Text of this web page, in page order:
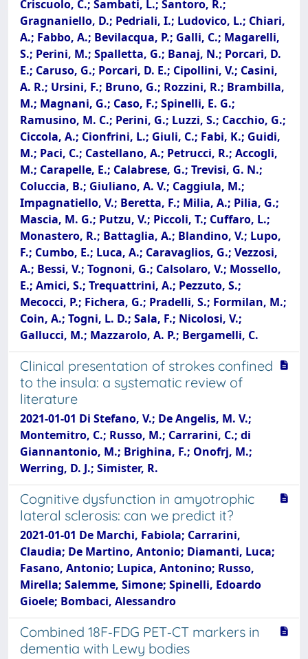
Criscuolo, C.; Sambati, L.; Santoro, R.;
Gragnaniello, D.; Pedriali, I.; Ludovico, L.; Chiari,
A.; Fabbo, A.; Bevilacqua, P.; Galli, C.; Magarelli,
S.; Perini, M.; Spalletta, G.; Banaj, N.; Porcari, D.
E.; Caruso, G.; Porcari, D. E.; Cipollini, V.; Casini,
A. R.; Ursini, F.; Bruno, G.; Rozzini, R.; Brambilla,
M.; Magnani, G.; Caso, F.; Spinelli, E. G.;
Ramusino, M. C.; Perini, G.; Luzzi, S.; Cacchio, G.;
Ciccola, A.; Cionfrini, L.; Giuli, C.; Fabi, K.; Guidi,
M.; Paci, C.; Castellano, A.; Petrucci, R.; Accogli,
M.; Carapelle, E.; Calabrese, G.; Trevisi, G. N.;
Coluccia, B.; Giuliano, A. V.; Caggiula, M.;
Impagnatiello, V.; Beretta, F.; Milia, A.; Pilia, G.;
Mascia, M. G.; Putzu, V.; Piccoli, T.; Cuffaro, L.;
Monastero, R.; Battaglia, A.; Blandino, V.; Lupo,
F.; Cumbo, E.; Luca, A.; Caravaglios, G.; Vezzosi,
A.; Bessi, V.; Tognoni, G.; Calsolaro, V.; Mossello,
E.; Amici, S.; Trequattrini, A.; Pezzuto, S.;
Mecocci, P.; Fichera, G.; Pradelli, S.; Formilan, M.;
Coin, A.; Togni, L. D.; Sala, F.; Nicolosi, V.;
Gallucci, M.; Mazzarolo, A. P.; Bergamelli, C.
Clinical presentation of strokes confined
to the insula: a systematic review of
literature
2021-01-01 Di Stefano, V.; De Angelis, M. V.;
Montemitro, C.; Russo, M.; Carrarini, C.; di
Giannantonio, M.; Brighina, F.; Onofrj, M.;
Werring, D. J.; Simister, R.
Cognitive dysfunction in amyotrophic
lateral sclerosis: can we predict it?
2021-01-01 De Marchi, Fabiola; Carrarini,
Claudia; De Martino, Antonio; Diamanti, Luca;
Fasano, Antonio; Lupica, Antonino; Russo,
Mirella; Salemme, Simone; Spinelli, Edoardo
Gioele; Bombaci, Alessandro
Combined 18F‐FDG PET‐CT markers in
dementia with Lewy bodies